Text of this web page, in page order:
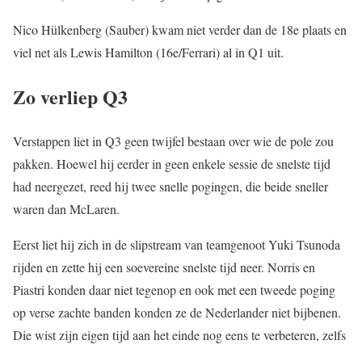
Nico Hülkenberg (Sauber) kwam niet verder dan de 18e plaats en
viel net als Lewis Hamilton (16e/Ferrari) al in Q1 uit.
Zo verliep Q3
Verstappen liet in Q3 geen twijfel bestaan over wie de pole zou
pakken. Hoewel hij eerder in geen enkele sessie de snelste tijd
had neergezet, reed hij twee snelle pogingen, die beide sneller
waren dan McLaren.
Eerst liet hij zich in de slipstream van teamgenoot Yuki Tsunoda
rijden en zette hij een soevereine snelste tijd neer. Norris en
Piastri konden daar niet tegenop en ook met een tweede poging
op verse zachte banden konden ze de Nederlander niet bijbenen.
Die wist zijn eigen tijd aan het einde nog eens te verbeteren, zelfs